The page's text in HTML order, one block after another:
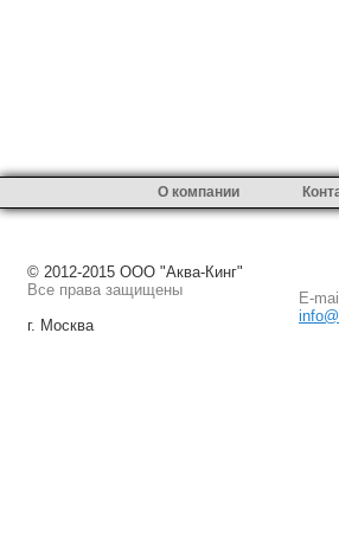
О компании
© 2012-2015 ООО "Аква-Кинг"
Все права защищены
г. Москва
E-